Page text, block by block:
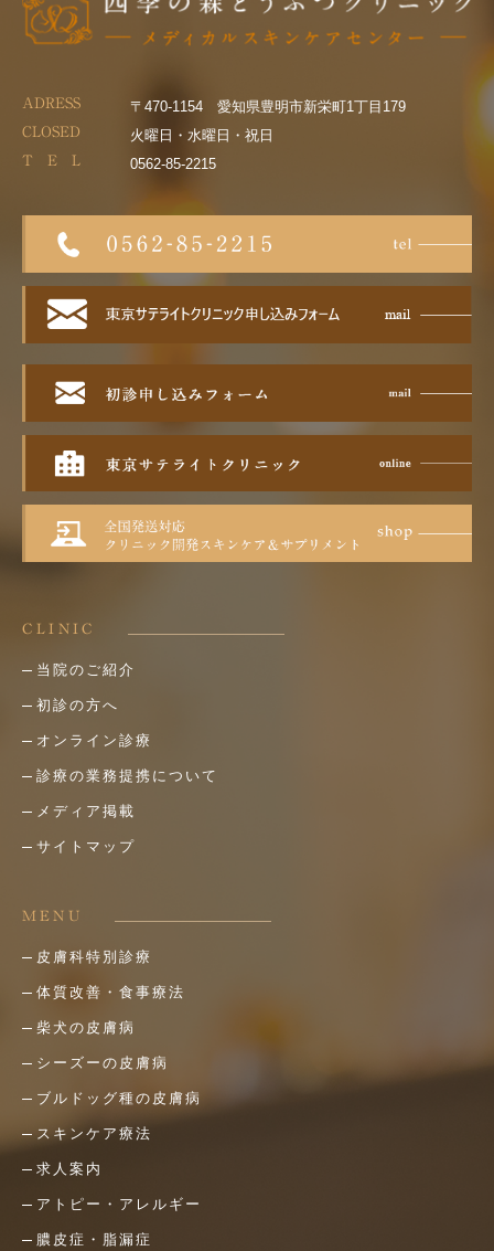
ADRESS 〒470-1154 愛知県豊明市新栄町1丁目179
CLOSED 火曜日・水曜日・祝日
T E L 0562-85-2215
CLINIC
当院のご紹介
初診の方へ
オンライン診療
診療の業務提携について
メディア掲載
サイトマップ
MENU
皮膚科特別診療
体質改善・食事療法
柴犬の皮膚病
シーズーの皮膚病
ブルドッグ種の皮膚病
スキンケア療法
求人案内
アトピー・アレルギー
膿皮症・脂漏症